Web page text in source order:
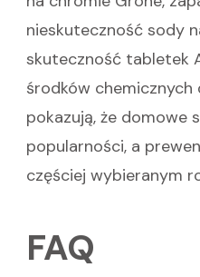
nieskuteczność sody
skuteczność tabletek
środków
pokazują, że domowe
popularności, a
częściej wybieranym
FAQ